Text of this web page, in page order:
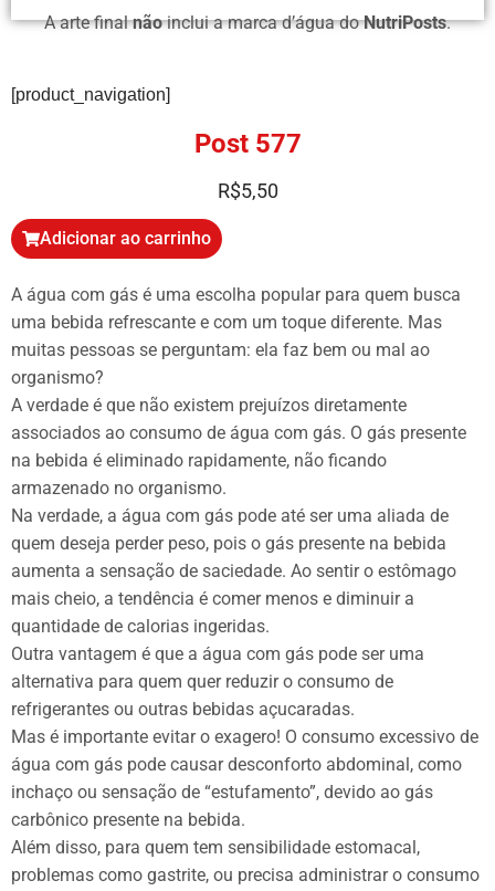
A arte finalnãoinclui a marca d’água doNutriPosts.
[product_navigation]
Post 577
R$5,50
Adicionar ao carrinho
A água com gás é uma escolha popular para quem busca
uma bebida refrescante e com um toque diferente. Mas
muitas pessoas se perguntam: ela faz bem ou mal ao
organismo?
A verdade é que não existem prejuízos diretamente
associados ao consumo de água com gás. O gás presente
na bebida é eliminado rapidamente, não ficando
armazenado no organismo.
Na verdade, a água com gás pode até ser uma aliada de
quem deseja perder peso, pois o gás presente na bebida
aumenta a sensação de saciedade. Ao sentir o estômago
mais cheio, a tendência é comer menos e diminuir a
quantidade de calorias ingeridas.
Outra vantagem é que a água com gás pode ser uma
alternativa para quem quer reduzir o consumo de
refrigerantes ou outras bebidas açucaradas.
Mas é importante evitar o exagero! O consumo excessivo de
água com gás pode causar desconforto abdominal, como
inchaço ou sensação de “estufamento”, devido ao gás
carbônico presente na bebida.
Além disso, para quem tem sensibilidade estomacal,
problemas como gastrite, ou precisa administrar o consumo